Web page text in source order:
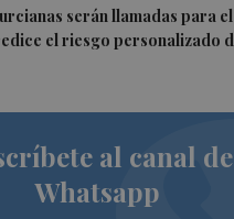
serán llamadas para
el riesgo personalizado
al canal de
Whatsapp